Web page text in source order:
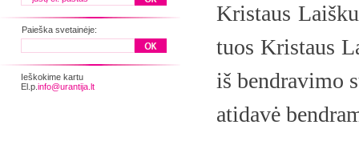
Paieška svetainėje:
Ieškokime kartu
El.p. info@urantija.lt
Kristaus
tuos Kristaus
iš bendravimo
atidavė